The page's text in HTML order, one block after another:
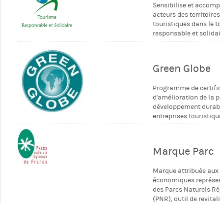
Sensibilise et
acteurs des territoires
touristiques dans le
responsable et
Green Globe
Programme de
d'amélioration de la
développement
entreprises
Marque Parc
Marque attribuée
économiques
des Parcs Naturels
(PNR), outil de